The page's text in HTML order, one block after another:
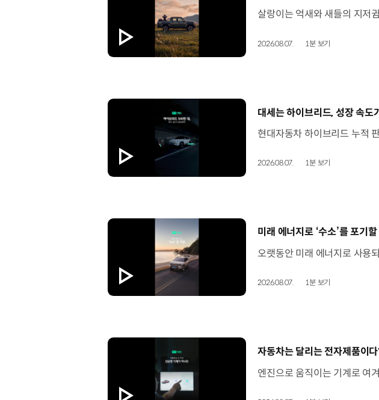
2026.08.07. 1분 보기
[동영상]
대세는 하이브리드, 성장 속도
2026.08.07. 1분 보기
[동영상]
미래 에너지로 ‘수소’를 포기
2026.08.07. 1분 보기
[동영상]
자동차는 달리는 전자제품이